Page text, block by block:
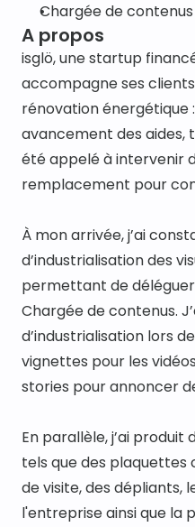
Chargée de contenus
A propos
isglö, une startup
accompagne ses
rénovation énergétique
avancement des aides,
été appelé à intervenir
remplacement pour
À mon arrivée, j’ai
d’industrialisation des
permettant de
Chargée de contenus.
d’industrialisation lors
vignettes pour les
stories pour annoncer
En parallèle, j’ai produit
tels que des plaquettes
de visite, des dépliants,
l'entreprise ainsi que la